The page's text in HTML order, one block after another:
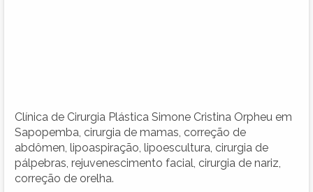
Clínica de Cirurgia Plástica Simone Cristina Orpheu em
Sapopemba, cirurgia de mamas, correção de
abdômen, lipoaspiração, lipoescultura, cirurgia de
pálpebras, rejuvenescimento facial, cirurgia de nariz,
correção de orelha.